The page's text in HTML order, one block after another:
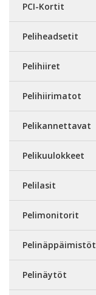
PCI-Kortit
Peliheadsetit
Pelihiiret
Pelihiirimatot
Pelikannettavat
Pelikuulokkeet
Pelilasit
Pelimonitorit
Pelinäppäimistöt
Pelinäytöt